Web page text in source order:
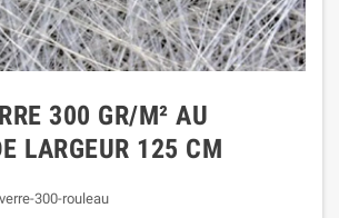
300 GR/M² AU
LARGEUR 125 CM
300-rouleau